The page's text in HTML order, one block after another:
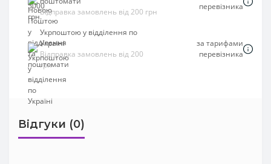
Відправка замовлень від 200 грн
перевізника
Укрпоштою у відділення по
Україні
Відправка замовлень від 200
грн
за тарифами
перевізника
Відгуки (0)